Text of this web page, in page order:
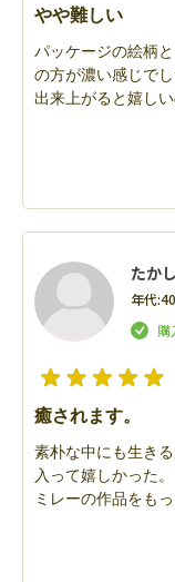
やや難しい
パッケージの絵柄
の方が濃い感じで
出来上がると嬉し
たかし
年代:
癒されます。
素朴な中にも生き
入って嬉しかった。
ミレーの作品をも